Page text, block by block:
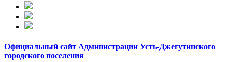
Официальный сайт Администрации Усть-Джегутинского
городского поселения